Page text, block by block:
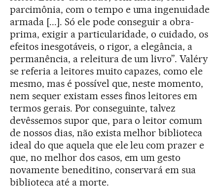
parcimônia, com o tempo e uma ingenuidade
armada [...]. Só ele pode conseguir a obra-
prima, exigir a particularidade, o cuidado, os
efeitos inesgotáveis, o rigor, a elegância, a
permanência, a releitura de um livro”. Valéry
se referia a leitores muito capazes, como ele
mesmo, mas é possível que, neste momento,
nem sequer existam esses finos leitores em
termos gerais. Por conseguinte, talvez
devêssemos supor que, para o leitor comum
de nossos dias, não exista melhor biblioteca
ideal do que aquela que ele leu com prazer e
que, no melhor dos casos, em um gesto
novamente beneditino, conservará em sua
biblioteca até a morte.